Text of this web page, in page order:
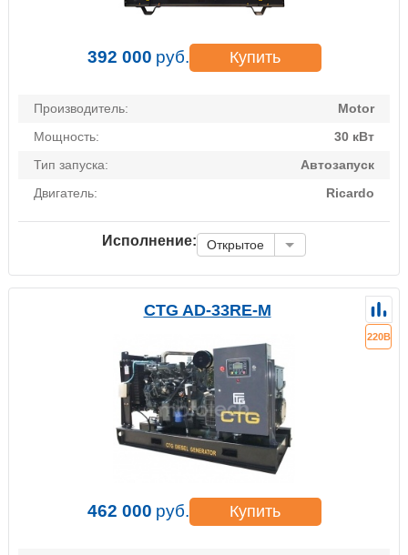
392 000 руб. Купить
Производитель:
Motor
Мощность:
30 кВт
Тип запуска:
Автозапуск
Двигатель:
Ricardo
Исполнение: Открытое
CTG AD-33RE-M
220В
462 000 руб. Купить